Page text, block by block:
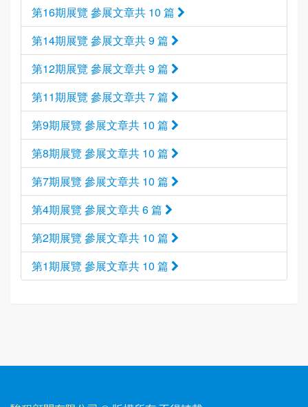
第16期展覽 參展文章共 10 篇
第14期展覽 參展文章共 9 篇
第12期展覽 參展文章共 9 篇
第11期展覽 參展文章共 7 篇
第9期展覽 參展文章共 10 篇
第8期展覽 參展文章共 10 篇
第7期展覽 參展文章共 10 篇
第4期展覽 參展文章共 6 篇
第2期展覽 參展文章共 10 篇
第1期展覽 參展文章共 10 篇